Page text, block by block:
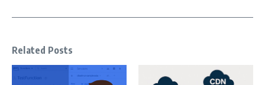
Related Posts